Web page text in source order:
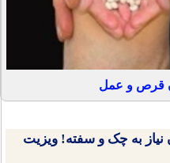
قرص و عمل
نیاز به چک و سفته! ویزیت